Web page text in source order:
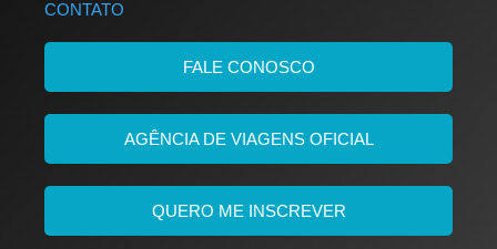
CONTATO
FALE CONOSCO
AGÊNCIA DE VIAGENS OFICIAL
QUERO ME INSCREVER